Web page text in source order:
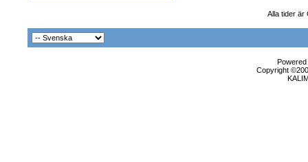
Alla tider är
Copyright